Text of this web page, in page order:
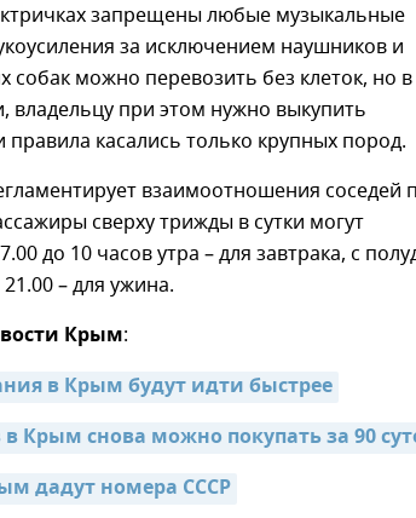
запрещены любые музыкальные
за исключением наушников и
собак можно перевозить без клеток, но в
владельцу при этом нужно выкупить
касались только крупных пород.
взаимоотношения соседей
сверху трижды в сутки могут
до 10 часов утра – для завтрака, с
– для ужина.
Крым:
в Крым будут идти быстрее
Крым снова можно покупать за 90
дадут номера СССР